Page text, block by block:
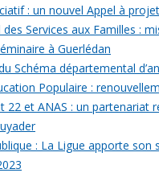
: un nouvel Appel à projet
Services aux Familles :
à Guerlédan
Schéma départemental
Populaire :
22 et ANAS : un partenariat
: La Ligue apporte son